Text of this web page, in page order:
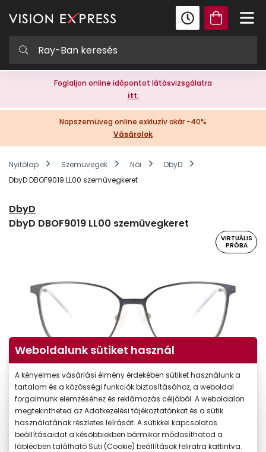
Foglaljon online időpontot látásvizsgálatra
itt.
Napszemüveg online exkluzív akár -40%
Vásárolok
Nyitólap Szemüvegek Női
DbyD
DbyD DBOF9019 LL00 szemüvegkeret
DbyD
DbyD DBOF9019 LL00 szemüvegkeret
VIRTUÁLIS
PRÓBA
-50%
Weboldalunk sütiket használ
A kényelmes vásárlási élmény érdekében sütiket használunk a
tartalom és a közösségi funkciók biztosításához, a weboldal
forgalmunk elemzéséhez és reklámozás céljából. A weboldalon
megtekintheted az Adatkezelési tájékoztatónkat és a sütik
használatának részletes leírását. A sütikkel kapcsolatos
beállításaidat a későbbiekben bármikor módosíthatod a
láblécben található Süti (Cookie) beállítások feliratra kattintva.